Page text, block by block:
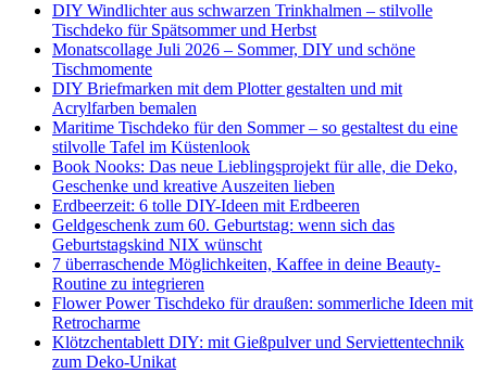
DIY Windlichter aus schwarzen Trinkhalmen – stilvolle
Tischdeko für Spätsommer und Herbst
Monatscollage Juli 2026 – Sommer, DIY und schöne
Tischmomente
DIY Briefmarken mit dem Plotter gestalten und mit
Acrylfarben bemalen
Maritime Tischdeko für den Sommer – so gestaltest du eine
stilvolle Tafel im Küstenlook
Book Nooks: Das neue Lieblingsprojekt für alle, die Deko,
Geschenke und kreative Auszeiten lieben
Erdbeerzeit: 6 tolle DIY-Ideen mit Erdbeeren
Geldgeschenk zum 60. Geburtstag: wenn sich das
Geburtstagskind NIX wünscht
7 überraschende Möglichkeiten, Kaffee in deine Beauty-
Routine zu integrieren
Flower Power Tischdeko für draußen: sommerliche Ideen mit
Retrocharme
Klötzchentablett DIY: mit Gießpulver und Serviettentechnik
zum Deko-Unikat